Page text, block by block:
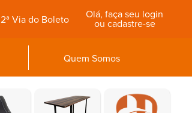
Olá, faça seu login
ou cadastre-se
2ª Via do Boleto
Quem Somos